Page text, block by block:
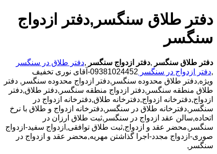
دفتر طلاق سنگسر,دفتر ازدواج
سنگسر
دفتر طلاق سنگسر ,دفتر ازدواج سنگسر ,دفتر طلاق در سنگسر
,دفتر ازدواج در سنگسر
09381024452-آقای نوری تخفیف
ویژه,دفتر طلاق محدوده سنگسر,دفتر ازدواج محدوده سنگسر, دفتر
طلاق منطقه سنگسر,دفتر ازدواج منطقه سنگسر,دفتر طلاق,دفتر
ازدواج,دفترخانه ازدواج,دفترخانه طلاق,دفترخانه ازدواج در
سنگسر,دفترخانه طلاق در سنگسر,دفترخانه ازدواج و طلاق با نرخ
اتحاده,سالن عقد ازدواج در سنگسر,ثبت طلاق ارزان در
سنگسر,محضر عقد و ازدواج,ثبت طلاق توافقی,ازدواج سفید-ازدواج
صوری-ازدواج مجدد-اجرا گذاشتن مهریه,محضر عقد و ازدواج در
سنگسر,